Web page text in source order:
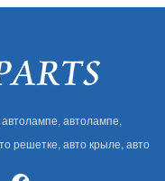
автолампе,
решетке, авто крыле, авто